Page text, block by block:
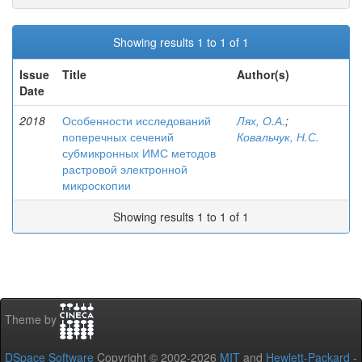
Showing results 1 to 1 of 1
Issue
Date
Title Author(s)
2018
Особенности исследований
поперечных сечений
субмикронных ИМС методов
растровой электронной
микроскопии
Лях, О.А.;
Ковальчук, Н.С.
Showing results 1 to 1 of 1
Theme by
DSpace Software Copyright © 2002-2026 MIT and Hewlett-Packard -